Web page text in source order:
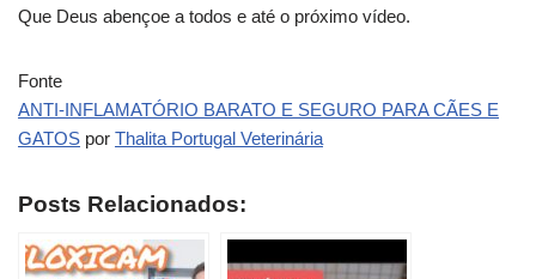
Que Deus abençoe a todos e até o próximo vídeo.
Fonte
ANTI-INFLAMATÓRIO BARATO E SEGURO PARA CÃES E
GATOS por Thalita Portugal Veterinária
Posts Relacionados: